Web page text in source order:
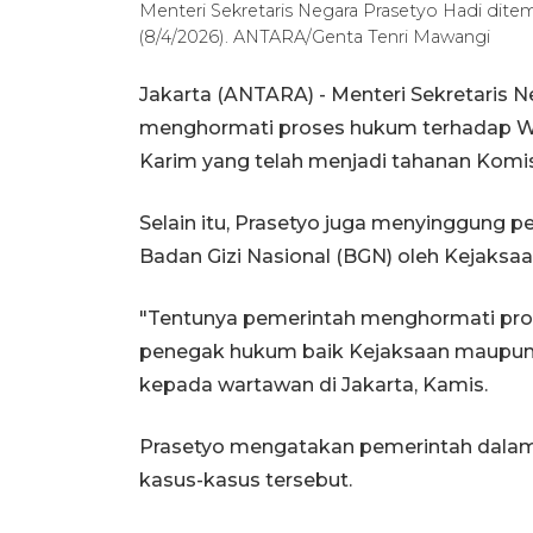
Menteri Sekretaris Negara Prasetyo Hadi
(8/4/2026). ANTARA/Genta Tenri Mawangi
Jakarta (ANTARA) - Menteri Sekretaris
menghormati proses hukum terhadap
Karim yang telah menjadi tahanan
Selain itu, Prasetyo juga menyinggung
Badan Gizi Nasional (BGN) oleh
"Tentunya pemerintah menghormati
penegak hukum baik Kejaksaan
kepada wartawan di Jakarta, Kamis.
Prasetyo mengatakan pemerintah
kasus-kasus tersebut.